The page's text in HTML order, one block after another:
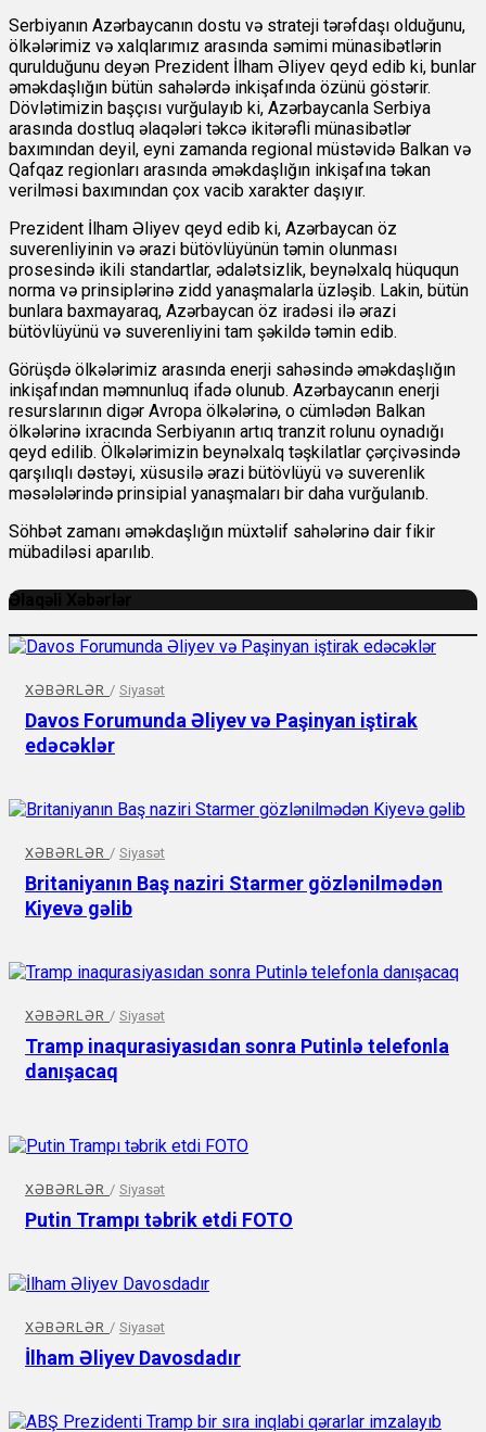
Serbiyanın Azərbaycanın dostu və strateji tərəfdaşı olduğunu,
ölkələrimiz və xalqlarımız arasında səmimi münasibətlərin
qurulduğunu deyən Prezident İlham Əliyev qeyd edib ki, bunlar
əməkdaşlığın bütün sahələrdə inkişafında özünü göstərir.
Dövlətimizin başçısı vurğulayıb ki, Azərbaycanla Serbiya
arasında dostluq əlaqələri təkcə ikitərəfli münasibətlər
baxımından deyil, eyni zamanda regional müstəvidə Balkan və
Qafqaz regionları arasında əməkdaşlığın inkişafına təkan
verilməsi baxımından çox vacib xarakter daşıyır.
Prezident İlham Əliyev qeyd edib ki, Azərbaycan öz
suverenliyinin və ərazi bütövlüyünün təmin olunması
prosesində ikili standartlar, ədalətsizlik, beynəlxalq hüququn
norma və prinsiplərinə zidd yanaşmalarla üzləşib. Lakin, bütün
bunlara baxmayaraq, Azərbaycan öz iradəsi ilə ərazi
bütövlüyünü və suverenliyini tam şəkildə təmin edib.
Görüşdə ölkələrimiz arasında enerji sahəsində əməkdaşlığın
inkişafından məmnunluq ifadə olunub. Azərbaycanın enerji
resurslarının digər Avropa ölkələrinə, o cümlədən Balkan
ölkələrinə ixracında Serbiyanın artıq tranzit rolunu oynadığı
qeyd edilib. Ölkələrimizin beynəlxalq təşkilatlar çərçivəsində
qarşılıqlı dəstəyi, xüsusilə ərazi bütövlüyü və suverenlik
məsələlərində prinsipial yanaşmaları bir daha vurğulanıb.
Söhbət zamanı əməkdaşlığın müxtəlif sahələrinə dair fikir
mübadiləsi aparılıb.
Əlaqəli Xəbərlər
XƏBƏRLƏR / Siyasət
Davos Forumunda Əliyev və Paşinyan iştirak
edəcəklər
XƏBƏRLƏR / Siyasət
Britaniyanın Baş naziri Starmer gözlənilmədən
Kiyevə gəlib
XƏBƏRLƏR / Siyasət
Tramp inaqurasiyasıdan sonra Putinlə telefonla
danışacaq
XƏBƏRLƏR / Siyasət
Putin Trampı təbrik etdi FOTO
XƏBƏRLƏR / Siyasət
İlham Əliyev Davosdadır